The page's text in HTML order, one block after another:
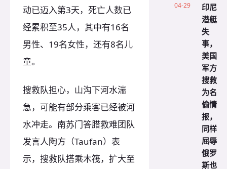
动已迈入第3天，死亡人数已
经累积至35人，其中有16名
男性、19名女性，还有8名儿
童。
搜救队担心，山沟下河水湍
急，可能有部分乘客已经被河
水冲走。南苏门答腊救难团队
发言人陶方（Taufan）表
示，搜救队搭乘木筏，扩大至
04-29
印尼
潜艇
失
事，
美国
军方
搜救
为名
偷情
报，
同样
屈辱
俄罗
斯也